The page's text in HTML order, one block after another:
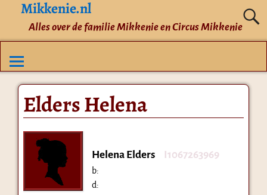
Mikkenie.nl
Alles over de familie Mikkenie en Circus Mikkenie
Elders Helena
Helena Elders I1067263969
b:
d: